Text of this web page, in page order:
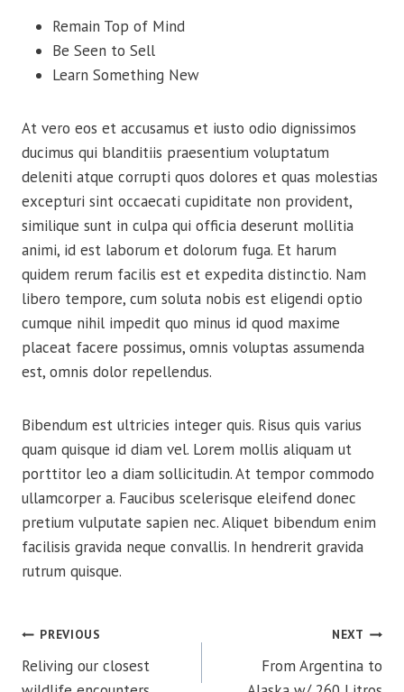
Remain Top of Mind
Be Seen to Sell
Learn Something New
At vero eos et accusamus et iusto odio dignissimos
ducimus qui blanditiis praesentium voluptatum
deleniti atque corrupti quos dolores et quas molestias
excepturi sint occaecati cupiditate non provident,
similique sunt in culpa qui officia deserunt mollitia
animi, id est laborum et dolorum fuga. Et harum
quidem rerum facilis est et expedita distinctio. Nam
libero tempore, cum soluta nobis est eligendi optio
cumque nihil impedit quo minus id quod maxime
placeat facere possimus, omnis voluptas assumenda
est, omnis dolor repellendus.
Bibendum est ultricies integer quis. Risus quis varius
quam quisque id diam vel. Lorem mollis aliquam ut
porttitor leo a diam sollicitudin. At tempor commodo
ullamcorper a. Faucibus scelerisque eleifend donec
pretium vulputate sapien nec. Aliquet bibendum enim
facilisis gravida neque convallis. In hendrerit gravida
rutrum quisque.
POST
PREVIOUS
Reliving our closest
NEXT
From Argentina to